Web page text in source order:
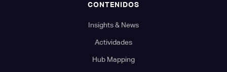
CONTENIDOS
Insights & News
Actividades
Hub Mapping